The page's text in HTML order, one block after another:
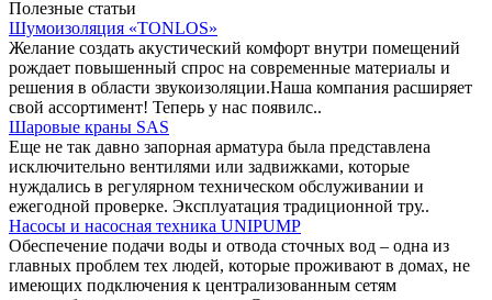
Полезные статьи
Шумоизоляция «TONLOS»
Желание создать акустический комфорт внутри помещений
рождает повышенный спрос на современные материалы и
решения в области звукоизоляции.Наша компания расширяет
свой ассортимент! Теперь у нас появилс..
Шаровые краны SAS
Еще не так давно запорная арматура была представлена
исключительно вентилями или задвижками, которые
нуждались в регулярном техническом обслуживании и
ежегодной проверке. Эксплуатация традиционной тру..
Насосы и насосная техника UNIPUMP
Обеспечение подачи воды и отвода сточных вод – одна из
главных проблем тех людей, которые проживают в домах, не
имеющих подключения к централизованным сетям